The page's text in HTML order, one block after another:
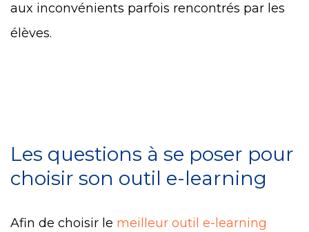
aux inconvénients parfois rencontrés par les
élèves.
Les questions à se poser pour
choisir son outil e-learning
Afin de choisir le meilleur outil e-learning